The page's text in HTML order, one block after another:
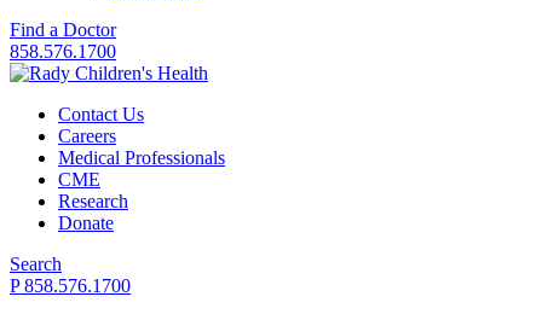
Find a Doctor
858.576.1700
Contact Us
Careers
Medical Professionals
CME
Research
Donate
Search
P 858.576.1700